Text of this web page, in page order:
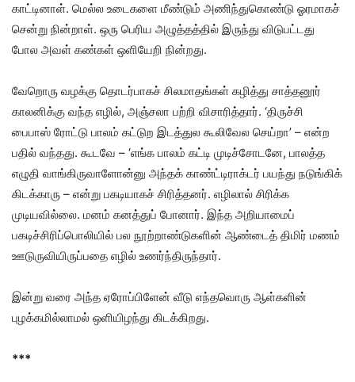
காட்டினாள். மெல்ல உடைகளை மீண்டும் அணிந்துகொண்டு ஓரமாகச்
சென்று நின்றாள். ஒரு பெரிய அழுத்தத்தில் இருந்து விடுபட்டது
போல அவள் கண்கள் ஒளியேறி நின்றது.
வேறொரு வழக்கு தொடர்பாகச் சிலமாதங்கள் கழித்து சாத்தனூர்
காலனிக்கு வந்த எழில், அஞ்சலா பற்றி விசாரித்தார். ‘திருச்சி
பைபாஸ் ரோட்டு பாலம் கட்டுற இடத்துல கூலிவேல செய்றா’ – என்ற
பதில் வந்தது. கூடவே – ‘எங்க பாலம் கட்டி முடிச்சோடனே, பாலத்த
எழுதி வாங்கிருவாளோன்னு அந்தக் காண்ட்டிராக்டர் பயந்து நடுங்கிக்
கிடக்காரு – என்று பகடியாகச் சிரித்தனர். எழிலால் சிரிக்க
முடியவில்லை. மனம் கனத்துப் போனார். இந்த அறியாமைப்
பகடிச்சிரிப்பொலியில் பல நூற்றாண்டுகளின் ஆண்டைத் திமிர் மணம்
ஊடுருவியிருப்பதை எழில் உணர்ந்திருந்தார்.
இன்று வரை அந்த ஏரோப்பிளேன் வீடு எந்தவொரு ஆள்களின்
புழக்கமில்லாமல் ஒளியிழந்து கிடக்கிறது.
***